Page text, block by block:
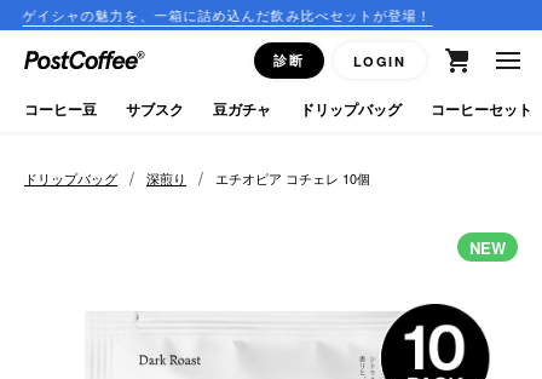
力を、一箱に詰め込んだ飲み比べセットが登場！
診断 LOGIN
close
ログイン
新規会員登録
keyboard_arrow_right
ドリップバッグ / 深煎り / エチオピア コチェレ 10個
NEW
コーヒー豆 サブスク 豆ガチャ ドリップバッグ コーヒーセット